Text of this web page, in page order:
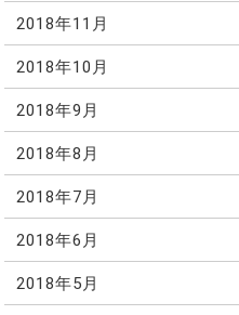
2018年11月
2018年10月
2018年9月
2018年8月
2018年7月
2018年6月
2018年5月